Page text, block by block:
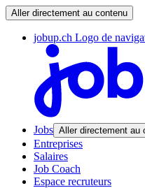
Aller directement au contenu
jobup.ch Logo de
Jobs Aller directement au
Entreprises
Salaires
Job Coach
Espace recruteurs